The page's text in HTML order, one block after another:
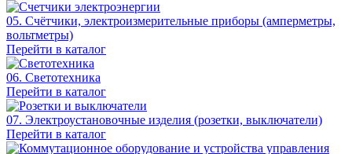
05. Счётчики, электроизмерительные приборы (амперметры,
вольтметры)
Перейти в каталог
06. Светотехника
Перейти в каталог
07. Электроустановочные изделия (розетки, выключатели)
Перейти в каталог